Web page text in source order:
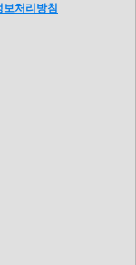
보처리방침